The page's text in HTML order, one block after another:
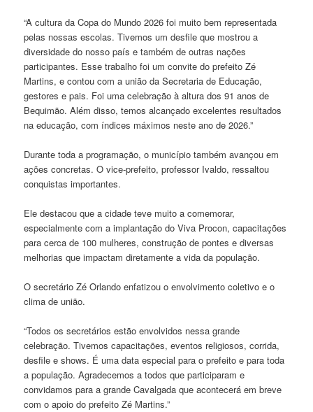
“A cultura da Copa do Mundo 2026 foi muito bem representada
pelas nossas escolas. Tivemos um desfile que mostrou a
diversidade do nosso país e também de outras nações
participantes. Esse trabalho foi um convite do prefeito Zé
Martins, e contou com a união da Secretaria de Educação,
gestores e pais. Foi uma celebração à altura dos 91 anos de
Bequimão. Além disso, temos alcançado excelentes resultados
na educação, com índices máximos neste ano de 2026.”
Durante toda a programação, o município também avançou em
ações concretas. O vice-prefeito, professor Ivaldo, ressaltou
conquistas importantes.
Ele destacou que a cidade teve muito a comemorar,
especialmente com a implantação do Viva Procon, capacitações
para cerca de 100 mulheres, construção de pontes e diversas
melhorias que impactam diretamente a vida da população.
O secretário Zé Orlando enfatizou o envolvimento coletivo e o
clima de união.
“Todos os secretários estão envolvidos nessa grande
celebração. Tivemos capacitações, eventos religiosos, corrida,
desfile e shows. É uma data especial para o prefeito e para toda
a população. Agradecemos a todos que participaram e
convidamos para a grande Cavalgada que acontecerá em breve
com o apoio do prefeito Zé Martins.”